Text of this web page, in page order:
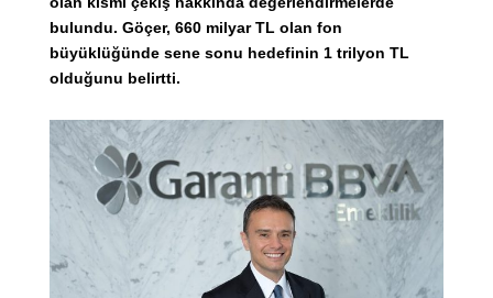
bulundu. Göçer, 660 milyar TL olan fon
büyüklüğünde sene sonu hedefinin 1 trilyon TL
olduğunu belirtti.